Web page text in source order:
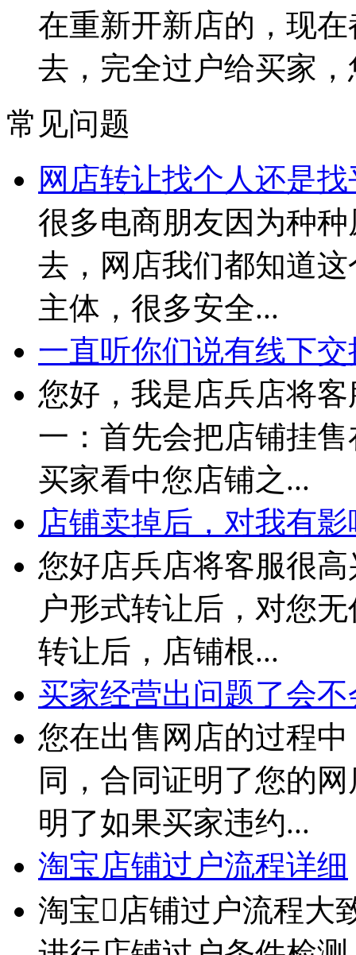
在重新开新店的，现
去，完全过户给买家
常见问题
网店转让找个人还是
很多电商朋友因为种
去，网店我们都知道
主体，很多安全...
一直听你们说有线下
您好，我是店兵店将
一：首先会把店铺挂
买家看中您店铺之...
店铺卖掉后，对我有
您好店兵店将客服很
户形式转让后，对您
转让后，店铺根...
买家经营出问题了会
您在出售网店的过程
同，合同证明了您的
明了如果买家违约...
淘宝店铺过户流程详细
淘宝店铺过户流程大